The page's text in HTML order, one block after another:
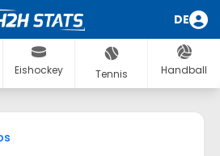
DE
Eishockey Tennis Handball